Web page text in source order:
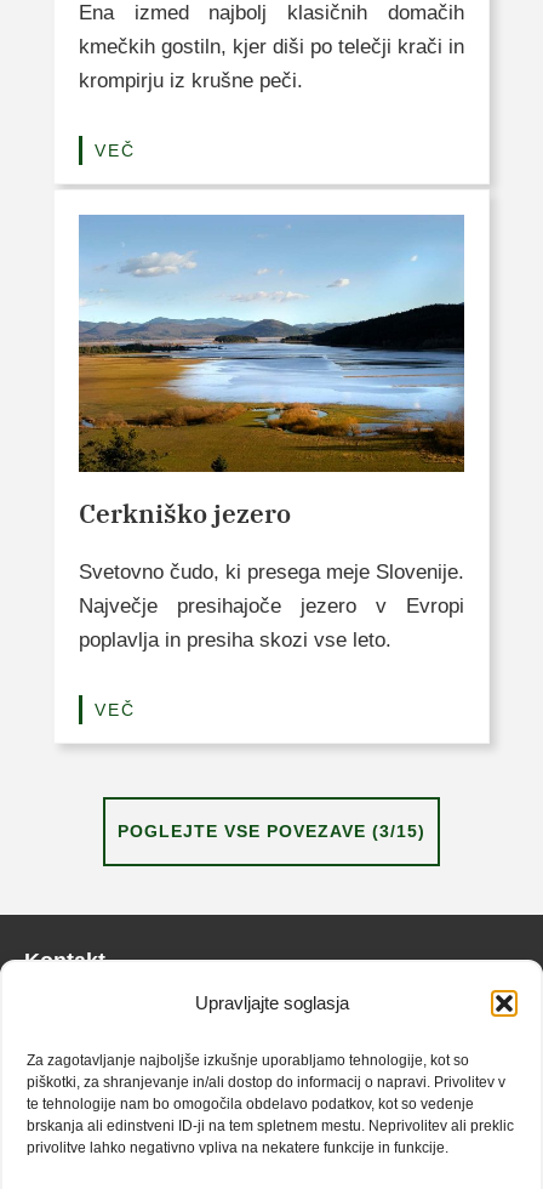
Upravljajte soglasja
Za zagotavljanje najboljše izkušnje uporabljamo tehnologije, kot so
piškotki, za shranjevanje in/ali dostop do informacij o napravi. Privolitev v
te tehnologije nam bo omogočila obdelavo podatkov, kot so vedenje
brskanja ali edinstveni ID-ji na tem spletnem mestu. Neprivolitev ali preklic
privolitve lahko negativno vpliva na nekatere funkcije in funkcije.
Ena izmed najbolj klasičnih domačih
kmečkih gostiln, kjer diši po telečji krači in
krompirju iz krušne peči.
VEČ
Cerkniško jezero
Svetovno čudo, ki presega meje Slovenije.
Največje presihajoče jezero v Evropi
poplavlja in presiha skozi vse leto.
VEČ
POGLEJTE VSE POVEZAVE (3/15)
Kontakt
Doživetja
Narava
Kulinarika